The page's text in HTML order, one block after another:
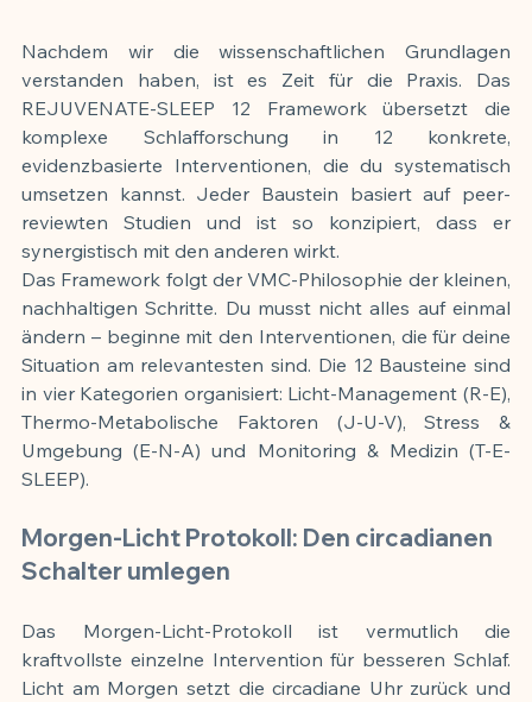
Nachdem wir die wissenschaftlichen Grundlagen
verstanden haben, ist es Zeit für die Praxis. Das
REJUVENATE-SLEEP 12 Framework übersetzt die
komplexe Schlafforschung in 12 konkrete,
evidenzbasierte Interventionen, die du systematisch
umsetzen kannst. Jeder Baustein basiert auf peer-
reviewten Studien und ist so konzipiert, dass er
synergistisch mit den anderen wirkt.
Das Framework folgt der VMC-Philosophie der kleinen,
nachhaltigen Schritte. Du musst nicht alles auf einmal
ändern – beginne mit den Interventionen, die für deine
Situation am relevantesten sind. Die 12 Bausteine sind
in vier Kategorien organisiert: Licht-Management (R-E),
Thermo-Metabolische Faktoren (J-U-V), Stress &
Umgebung (E-N-A) und Monitoring & Medizin (T-E-
SLEEP).
Morgen-Licht Protokoll: Den circadianen
Schalter umlegen
Das Morgen-Licht-Protokoll ist vermutlich die
kraftvollste einzelne Intervention für besseren Schlaf.
Licht am Morgen setzt die circadiane Uhr zurück und